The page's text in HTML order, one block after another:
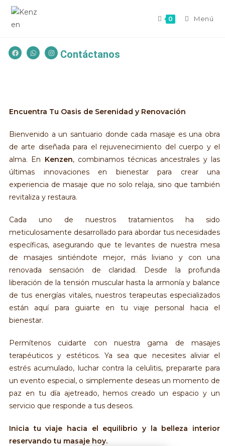
0 Menú
Contáctanos
Encuentra Tu Oasis de Serenidad y Renovación
Bienvenido a un santuario donde cada masaje es una obra
de arte diseñada para el rejuvenecimiento del cuerpo y el
alma. En Kenzen, combinamos técnicas ancestrales y las
últimas innovaciones en bienestar para crear una
experiencia de masaje que no solo relaja, sino que también
revitaliza y restaura.
Cada uno de nuestros tratamientos ha sido
meticulosamente desarrollado para abordar tus necesidades
específicas, asegurando que te levantes de nuestra mesa
de masajes sintiéndote mejor, más liviano y con una
renovada sensación de claridad. Desde la profunda
liberación de la tensión muscular hasta la armonía y balance
de tus energías vitales, nuestros terapeutas especializados
están aquí para guiarte en tu viaje personal hacia el
bienestar.
Permítenos cuidarte con nuestra gama de masajes
terapéuticos y estéticos. Ya sea que necesites aliviar el
estrés acumulado, luchar contra la celulitis, prepararte para
un evento especial, o simplemente deseas un momento de
paz en tu día ajetreado, hemos creado un espacio y un
servicio que responde a tus deseos.
Inicia tu viaje hacia el equilibrio y la belleza interior
reservando tu masaje hoy.